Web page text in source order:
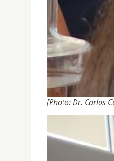
[Photo: Dr. Carlos